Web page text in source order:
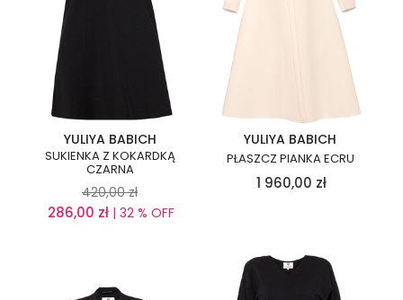
YULIYA BABICH
SUKIENKA Z KOKARDKĄ
CZARNA
420,00 zł
286,00 zł | 32 % OFF
YULIYA BABICH
PŁASZCZ PIANKA ECRU
1 960,00 zł